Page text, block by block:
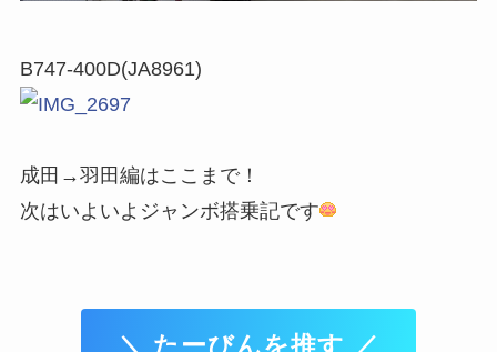
B747-400D(JA8961)
成田→羽田編はここまで！
次はいよいよジャンボ搭乗記です
＼ たーびんを推す ／